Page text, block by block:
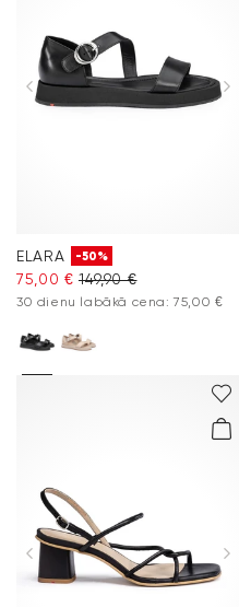
ELARA -50%
75,00 € 149,90 €
30 dienu labākā cena: 75,00 €